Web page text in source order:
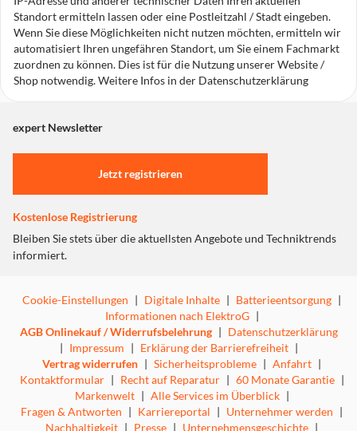
Standort ermitteln lassen oder eine Postleitzahl / Stadt eingeben.
Wenn Sie diese Möglichkeiten nicht nutzen möchten, ermitteln wir
automatisiert Ihren ungefähren Standort, um Sie einem Fachmarkt
zuordnen zu können. Dies ist für die Nutzung unserer Website /
Shop notwendig. Weitere Infos in der Datenschutzerklärung
expert Newsletter
Jetzt registrieren
Kostenlose Registrierung
Bleiben Sie stets über die aktuellsten Angebote und Techniktrends
informiert.
Cookie-Einstellungen | Digitale Inhalte | Batterieentsorgung |
Informationen nach ElektroG |
AGB Onlinekauf / Widerrufsbelehrung | Datenschutzerklärung
| Impressum | Erklärung der Barrierefreiheit |
Vertrag widerrufen | Sicherheitsprobleme | Anfahrt |
Kontaktformular | Recht auf Reparatur | 60 Monate Garantie |
Markenwelt | Alle Services im Überblick |
Fragen & Antworten | Karriereportal | Unternehmer werden |
Nachhaltigkeit | Presse | Unternehmensgeschichte |